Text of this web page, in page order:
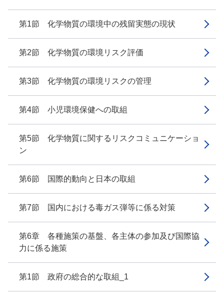
第1節 化学物質の環境中の残留実態の現状
第2節 化学物質の環境リスク評価
第3節 化学物質の環境リスクの管理
第4節 小児環境保健への取組
第5節 化学物質に関するリスクコミュニケーショ
ン
第6節 国際的動向と日本の取組
第7節 国内における毒ガス弾等に係る対策
第6章 各種施策の基盤、各主体の参加及び国際協
力に係る施策
第1節 政府の総合的な取組_1